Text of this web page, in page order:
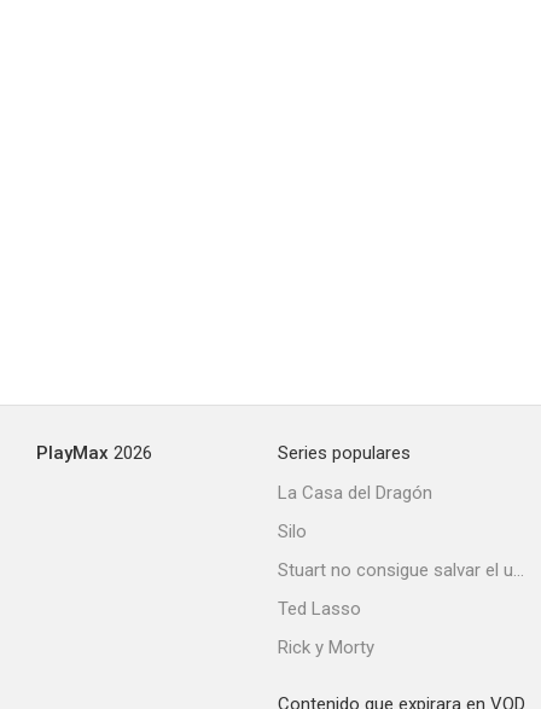
PlayMax 2026
Series populares
La Casa del Dragón
Silo
Stuart no consigue salvar el universo
Ted Lasso
Rick y Morty
Contenido que expirara en VOD